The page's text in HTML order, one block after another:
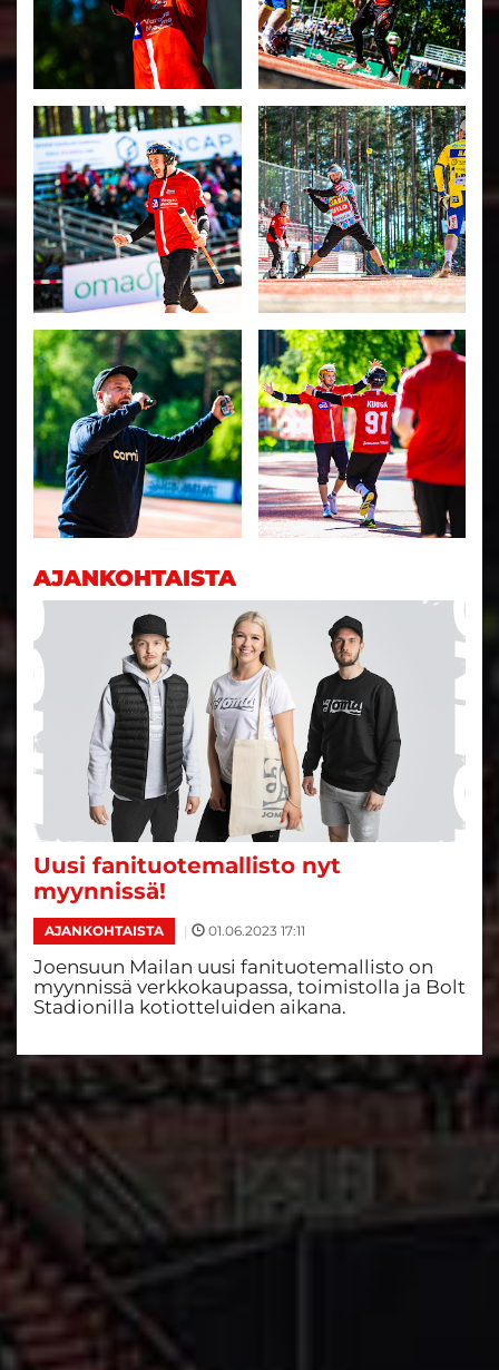
AJANKOHTAISTA
Uusi fanituotemallisto nyt
myynnissä!
AJANKOHTAISTA | 01.06.2023 17:11
Joensuun Mailan uusi fanituotemallisto on
myynnissä verkkokaupassa, toimistolla ja Bolt
Stadionilla kotiotteluiden aikana.